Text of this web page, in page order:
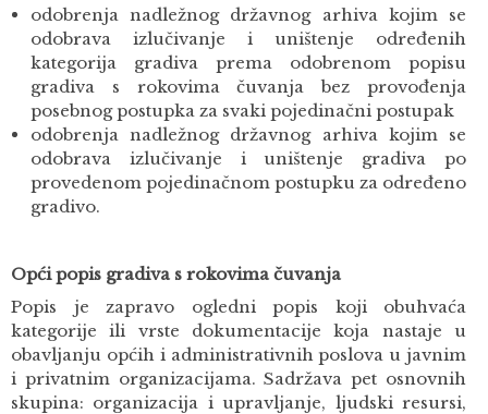
odobrenja nadležnog državnog arhiva kojim se
odobrava izlučivanje i uništenje određenih
kategorija gradiva prema odobrenom popisu
gradiva s rokovima čuvanja bez provođenja
posebnog postupka za svaki pojedinačni postupak
odobrenja nadležnog državnog arhiva kojim se
odobrava izlučivanje i uništenje gradiva po
provedenom pojedinačnom postupku za određeno
gradivo.
Opći popis gradiva s rokovima čuvanja
Popis je zapravo ogledni popis koji obuhvaća
kategorije ili vrste dokumentacije koja nastaje u
obavljanju općih i administrativnih poslova u javnim
i privatnim organizacijama. Sadržava pet osnovnih
skupina: organizacija i upravljanje, ljudski resursi,